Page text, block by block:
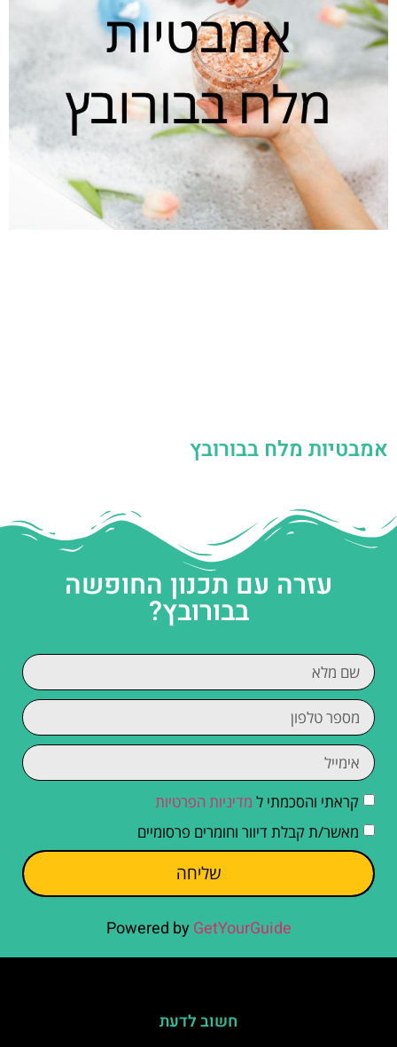
אמבטיות מלח בבורובץ
עזרה עם תכנון החופשה
בבורובץ?
קראתי והסכמתי ל מדיניות הפרטיות
מאשר/ת קבלת דיוור וחומרים פרסומיים
שליחה
Powered by GetYourGuide
חשוב לדעת